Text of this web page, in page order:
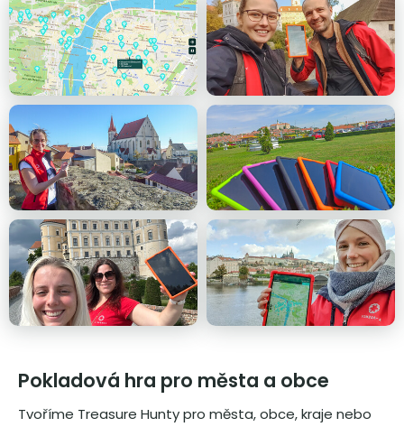
Pokladová hra pro města a obce
Tvoříme Treasure Hunty pro města, obce, kraje nebo